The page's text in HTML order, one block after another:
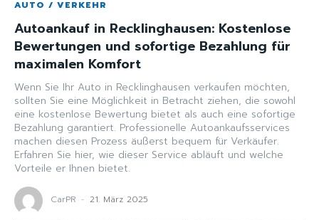
AUTO / VERKEHR
Autoankauf in Recklinghausen: Kostenlose
Bewertungen und sofortige Bezahlung für
maximalen Komfort
Wenn Sie Ihr Auto in Recklinghausen verkaufen möchten,
sollten Sie eine Möglichkeit in Betracht ziehen, die sowohl
eine kostenlose Bewertung bietet als auch eine sofortige
Bezahlung garantiert. Professionelle Autoankaufsservices
machen diesen Prozess äußerst bequem für Verkäufer.
Erfahren Sie hier, wie dieser Service abläuft und welche
Vorteile er Ihnen bietet.
CarPR - 21. März 2025